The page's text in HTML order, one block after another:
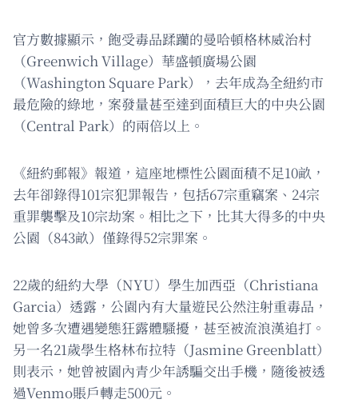
官方數據顯示，飽受毒品蹂躪的曼哈頓格林威治村
（Greenwich Village）華盛頓廣場公園
（Washington Square Park），去年成為全紐約市
最危險的綠地，案發量甚至達到面積巨大的中央公園
（Central Park）的兩倍以上。
《紐約郵報》報道，這座地標性公園面積不足10畝，
去年卻錄得101宗犯罪報告，包括67宗重竊案、24宗
重罪襲擊及10宗劫案。相比之下，比其大得多的中央
公園（843畝）僅錄得52宗罪案。
22歲的紐約大學（NYU）學生加西亞（Christiana
Garcia）透露，公園內有大量遊民公然注射重毒品，
她曾多次遭遇變態狂露體騷擾，甚至被流浪漢追打。
另一名21歲學生格林布拉特（Jasmine Greenblatt）
則表示，她曾被園內青少年誘騙交出手機，隨後被透
過Venmo賬戶轉走500元。